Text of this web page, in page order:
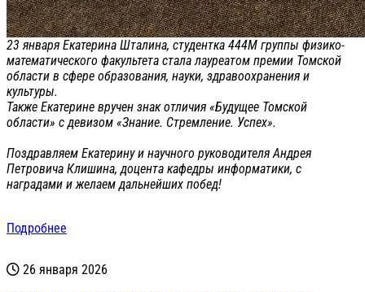
23 января Екатерина Шталина, студентка 444М группы физико-
математического факультета стала лауреатом премии Томской
области в сфере образования, науки, здравоохранения и
культуры.
Также Екатерине вручен знак отличия «Будущее Томской
области» с девизом «Знание. Стремление. Успех».
Поздравляем Екатерину и научного руководителя Андрея
Петровича Клишина, доцента кафедры информатики, с
наградами и желаем дальнейших побед!
Подробнее
26 января 2026